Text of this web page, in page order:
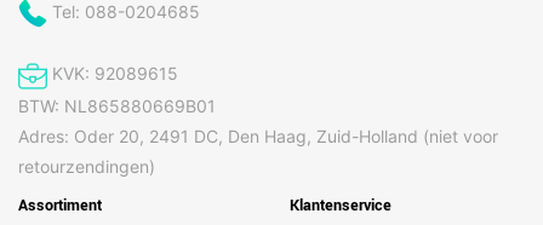
Tel: 088-0204685
KVK: 92089615
BTW: NL865880669B01
Adres: Oder 20, 2491 DC, Den Haag, Zuid-Holland (niet voor
retourzendingen)
Assortiment Klantenservice